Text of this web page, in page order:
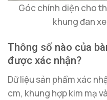
Góc chính diện cho
khung đan
Thông số nào của
được xác nhận?
Dữ liệu sản phẩm xác
cm, khung hợp kim mạ